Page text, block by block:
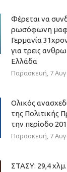
Φέρεται να
ρωσόφωνη
Γερμανία
για τρεις
Ελλάδα
Παρασκευή, 7
Ολικός
της Πολιτικής
την περίοδο
Παρασκευή, 7
ΣΤΑΣΥ: 29,4